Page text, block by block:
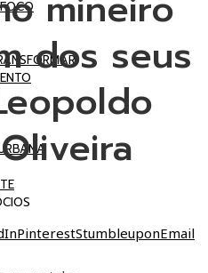
dos seus
PinterestStumbleuponEmail